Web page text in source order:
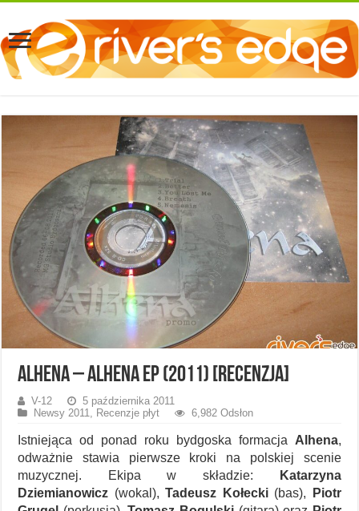
Alhena – Alhena EP (2011) [recenzja]
V-12
5 października 2011
Newsy 2011, Recenzje płyt 6,982 Odsłon
Istniejąca od ponad roku bydgoska formacja Alhena,
odważnie stawia pierwsze kroki na polskiej scenie
muzycznej. Ekipa w składzie:
Katarzyna
Dziemianowicz (wokal),Tadeusz Kołecki(bas),
Piotr